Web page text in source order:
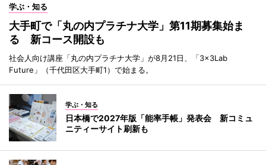
学ぶ・知る
大手町で「丸の内プラチナ大学」第11期募集始ま
る 新コース開設も
社会人向け講座「丸の内プラチナ大学」が8月21日、「3×3Lab
Future」（千代田区大手町1）で始まる。
学ぶ・知る
日本橋で2027年版「能率手帳」発表会 新コミュ
ニティーサイト刷新も